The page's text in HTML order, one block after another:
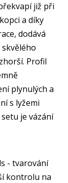
již při
a díky
dodává
Profil
plynulých a
s lyžemi
je vázání
- tvarování
kontrolu na